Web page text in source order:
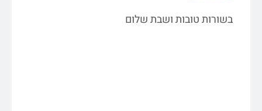
בשורות טובות ושבת שלום